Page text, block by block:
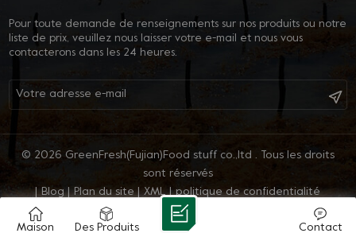
Pour toute demande de renseignements sur nos produits ou notre
liste de prix, veuillez nous laisser votre e-mail et nous vous
contacterons dans les 24 heures.
© 2026 GreenFresh(Fujian)Food stuff co.,ltd . Tous les droits
sont réservés
| Blog | Plan du site | XML | politique de confidentialité
IPv6 RÉSEAU PRIS EN CHARGE
Maison
Des Produits Contact